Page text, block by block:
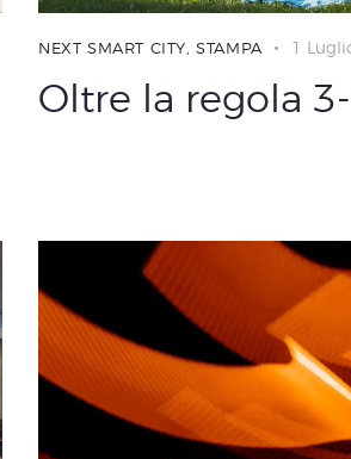
NEXT SMART CITY,STAMPA 1
Oltre la regola